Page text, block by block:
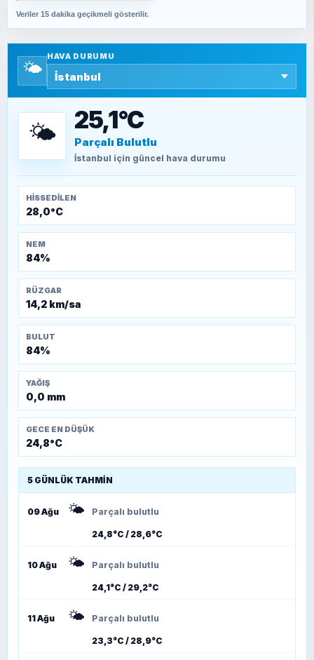
SAVAŞ ŞAHİN
SEYFULLAH ÇİÇEK
TEOMAN ALPASLAN
Kütahya-Eskişehir Muharebeleri (10-24
Veriler 15 dakika geçikmeli gösterilir.
🌤️
HAVA DURUMU
🌤️ 25,1°C
Parçalı Bulutlu
İstanbul için güncel hava durumu
HISSEDILEN
28,0°C
NEM
84%
RÜZGAR
14,2 km/sa
BULUT
84%
YAĞIŞ
0,0 mm
GECE EN DÜŞÜK
24,8°C
5 GÜNLÜK TAHMIN
09 Ağu 🌤️ Parçalı bulutlu
24,8°C / 28,6°C
10 Ağu 🌤️ Parçalı bulutlu
24,1°C / 29,2°C
11 Ağu 🌤️ Parçalı bulutlu
23,3°C / 28,9°C